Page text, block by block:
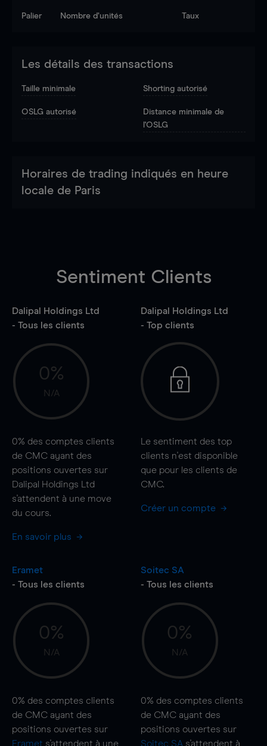
Palier Nombre d’unités Taux
Les détails des transactions
Taille minimale Shorting autorisé
OSLG autorisé
Distance minimale de
l'OSLG
Horaires de trading indiqués en heure
locale de Paris
Sentiment Clients
Dalipal Holdings Ltd
- Tous les clients
0%
N/A
0% des comptes clients
de CMC ayant des
positions ouvertes sur
Dalipal Holdings Ltd
s'attendent à une move
du cours.
En savoir plus
Dalipal Holdings Ltd
- Top clients
Le sentiment des top
clients n'est disponible
que pour les clients de
CMC.
Créer un compte
Eramet
- Tous les clients
0%
N/A
0% des comptes clients
de CMC ayant des
positions ouvertes sur
Eramet s'attendent à une
Soitec SA
- Tous les clients
0%
N/A
0% des comptes clients
de CMC ayant des
positions ouvertes sur
Soitec SA s'attendent à